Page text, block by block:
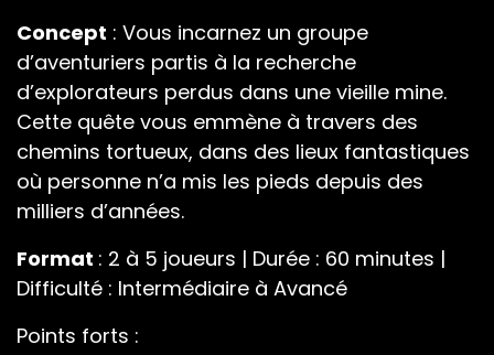
Concept : Vous incarnez un groupe
d’aventuriers partis à la recherche
d’explorateurs perdus dans une vieille mine.
Cette quête vous emmène à travers des
chemins tortueux, dans des lieux fantastiques
où personne n’a mis les pieds depuis des
milliers d’années.
Format : 2 à 5 joueurs | Durée : 60 minutes |
Difficulté : Intermédiaire à Avancé
Points forts :